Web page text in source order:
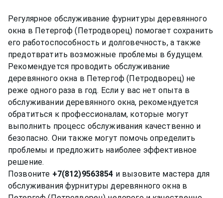
Регулярное обслуживание фурнитуры деревянного
окна в Петергоф (Петродворец) помогает сохранить
его работоспособность и долговечность, а также
предотвратить возможные проблемы в будущем.
Рекомендуется проводить обслуживание
деревянного окна в Петергоф (Петродворец) не
реже одного раза в год. Если у вас нет опыта в
обслуживании деревянного окна, рекомендуется
обратиться к профессионалам, которые могут
выполнить процесс обслуживания качественно и
безопасно. Они также могут помочь определить
проблемы и предложить наиболее эффективное
решение.
Позвоните +7(812)9563854 и вызовите мастера для
обслуживания фурнитуры деревянного окна в